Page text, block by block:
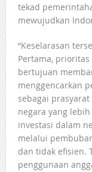
tekad
mewujudkan
“Keselarasan
Pertama,
bertujuan
menggencarkan
sebagai
negara yang
investasi dalam
melalui
dan tidak efisien.
penggunaan